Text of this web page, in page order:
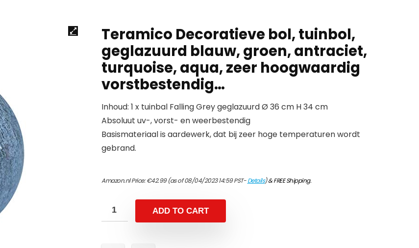
Teramico Decoratieve bol, tuinbol,
geglazuurd blauw, groen, antraciet,
turquoise, aqua, zeer hoogwaardig
vorstbestendig…
Inhoud: 1 x tuinbal Falling Grey geglazuurd Ø 36 cm H 34 cm
Absoluut uv-, vorst- en weerbestendig
Basismateriaal is aardewerk, dat bij zeer hoge temperaturen wordt
gebrand.
Amazon.nl Price:€42.99(as of 08/04/2023 14:59 PST-Details)&FREE Shipping.
ADD TO CART